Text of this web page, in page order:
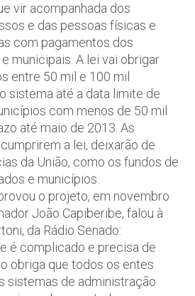
vir acompanhada dos
e das pessoas físicas e
com pagamentos dos
municipais. A lei vai obrigar
entre 50 mil e 100 mil
sistema até a data limite de
com menos de 50 mil
até maio de 2013. As
a lei, deixarão de
da União, como os fundos de
e municípios.
o projeto, em novembro
João Capiberibe, falou à
da Rádio Senado:
é complicado e precisa de
obriga que todos os entes
sistemas de administração